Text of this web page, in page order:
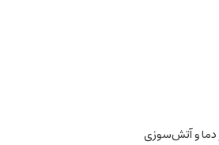
دما و آتش‌سوزی